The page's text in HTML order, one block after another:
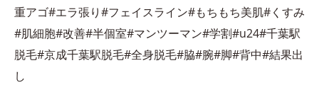
重アゴ#エラ張り#フェイスライン#もちもち美肌#くすみ
#肌細胞#改善#半個室#マンツーマン#学割#u24#千葉駅
脱毛#京成千葉駅脱毛#全身脱毛#脇#腕#脚#背中#結果出
し